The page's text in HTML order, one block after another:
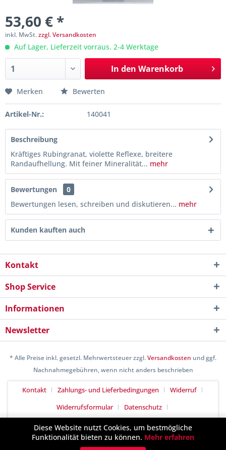
53,60 € *
inkl. MwSt.zzgl. Versandkosten
Auf Lager, Lieferzeit vorraus. 2-4 Werktage
In den Warenkorb
Merken Bewerten
Artikel-Nr.: 140041
Beschreibung
Kräftiges Rubingranat, violette Reflexe, breitere
Randaufhellung. Mit feiner Mineralität... mehr
Bewertungen
0
Bewertungen lesen, schreiben und diskutieren... mehr
Kunden kauften auch
Kontakt
Shop Service
Informationen
Newsletter
* Alle Preise inkl. gesetzl. Mehrwertsteuer zzgl.Versandkosten und ggf.
Nachnahmegebühren, wenn nicht anders beschrieben
Kontakt Zahlungs- und Lieferbedingungen
Widerruf
Widerrufsformular
Datenschutz
Allgemeine Geschäftsbedingungen
Impressum
Realisiert mit Shopware
Diese Website nutzt Cookies, um bestmögliche
Funktionalität bieten zu können. Mehr erfahren